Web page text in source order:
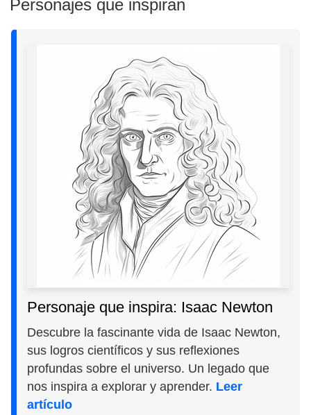
Personajes que inspiran
Personaje que inspira: Isaac Newton
Descubre la fascinante vida de Isaac Newton,
sus logros científicos y sus reflexiones
profundas sobre el universo. Un legado que
nos inspira a explorar y aprender. Leer
artículo